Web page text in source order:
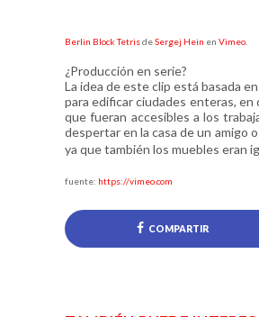
Berlin Block TetrisdeSergej Hein en Vimeo
¿Producción en serie?
La idea de este clip está basada
para edificar ciudades enteras,
que fueran accesibles a los
despertar en la casa de un amigo
ya que también los muebles eran
fuente: https://vimeo.com
COMPARTIR